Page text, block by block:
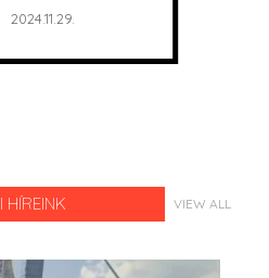
2024.11.29.
HÍREINK VIEW ALL